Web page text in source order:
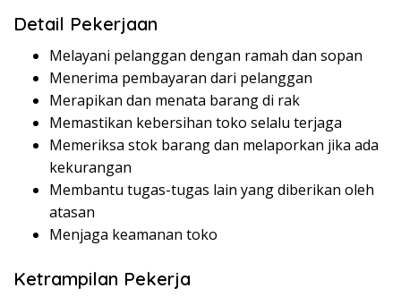
Detail Pekerjaan
Melayani pelanggan dengan ramah dan sopan
Menerima pembayaran dari pelanggan
Merapikan dan menata barang di rak
Memastikan kebersihan toko selalu terjaga
Memeriksa stok barang dan melaporkan jika ada
kekurangan
Membantu tugas-tugas lain yang diberikan oleh
atasan
Menjaga keamanan toko
Ketrampilan Pekerja